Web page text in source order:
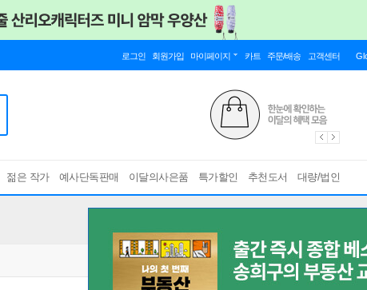
로그인 회원가입 마이페이지 카트 주문/배송 고객센터
젊은 작가 예사단독판매 이달의사은품 특가할인 추천도서 대량/법인